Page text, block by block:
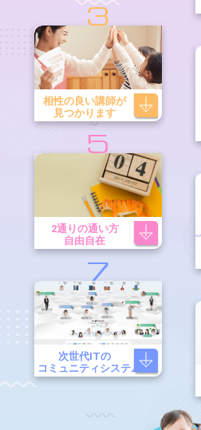
3
相性の良い講師が
見つかります
5
2通りの通い方
自由自在
7
次世代ITの
コミュニティシステム